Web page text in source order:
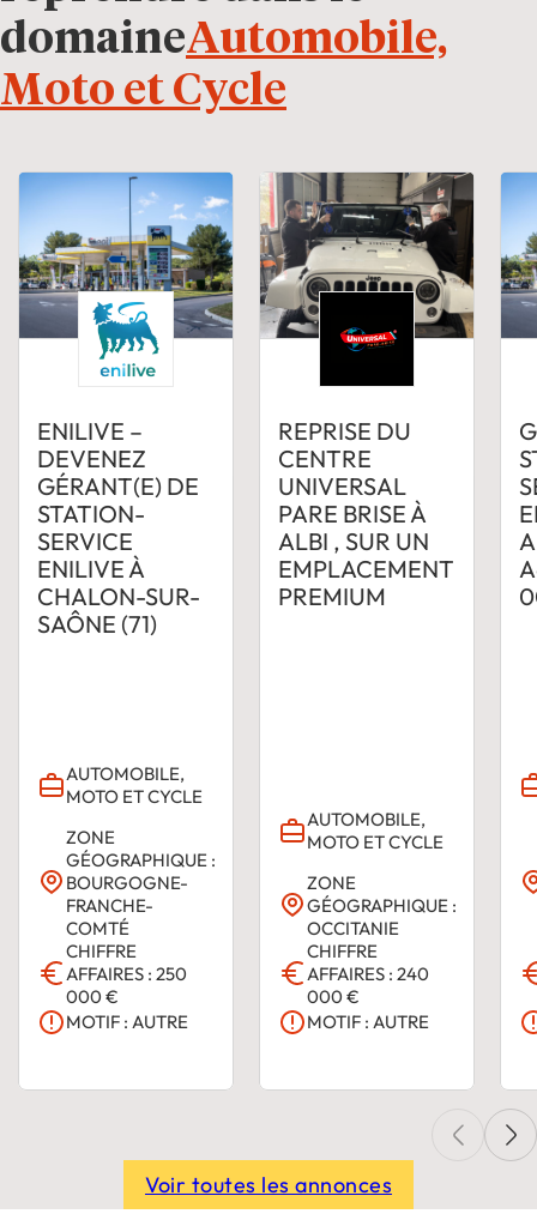
domaineAutomobile,
Moto et Cycle
ENILIVE –
DEVENEZ
GÉRANT(E) DE
STATION-
SERVICE
ENILIVE À
CHALON-SUR-
SAÔNE (71)
AUTOMOBILE,
MOTO ET CYCLE
ZONE
GÉOGRAPHIQUE :
BOURGOGNE-
FRANCHE-
COMTÉ
CHIFFRE
AFFAIRES : 250
000 €
MOTIF : AUTRE
REPRISE DU
CENTRE
UNIVERSAL
PARE BRISE À
ALBI , SUR UN
EMPLACEMENT
PREMIUM
AUTOMOBILE,
MOTO ET CYCLE
ZONE
GÉOGRAPHIQUE :
OCCITANIE
CHIFFRE
AFFAIRES : 240
000 €
MOTIF : AUTRE
Voir toutes les annonces